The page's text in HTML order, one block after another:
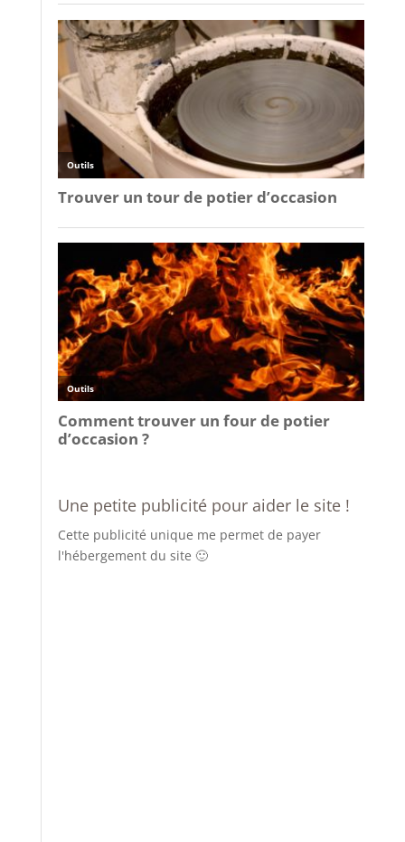
Une petite publicité pour aider le site !
Cette publicité unique me permet de payer
l'hébergement du site 🙂